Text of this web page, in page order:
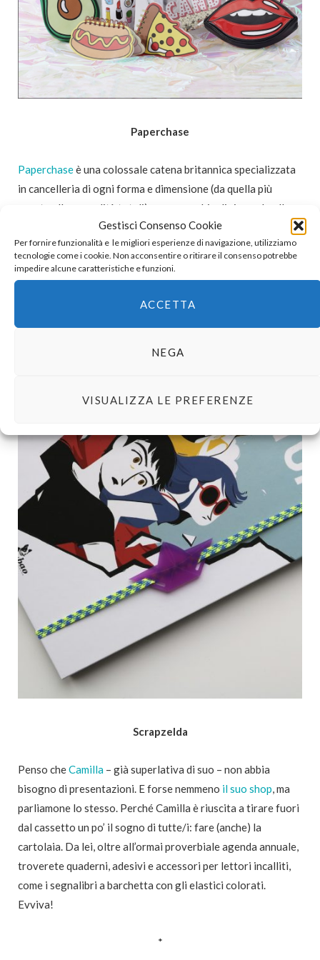
Gestisci Consenso Cookie
Per fornire funzionalità e le migliori esperienze di navigazione, utilizziamo
tecnologie come i cookie. Non acconsentire o ritirare il consenso potrebbe
impedire alcune caratteristiche e funzioni.
ACCETTA
NEGA
VISUALIZZA LE PREFERENZE
Paperchase
Paperchaseè una colossale catena britannica specializzata
in cancelleria di ogni forma e dimensione (da quella più
pacata alle assurdità totali), con un occhio di riguardo allo
scemenzame variegato e all’occorrente per il crafting.
L’assortimento è vastissimo e l’attenzione ai “fenomeni pop”
del momento è decisamente spiccata. Volete i cactus? Volete
ma non quelle zuccherose? Volete i fenicotteri? Bene, da
Scrapzelda
Penso cheCamilla – già superlativa di suo – non abbia
bisogno di presentazioni. E forse nemmeno il suo shop, ma
parliamone lo stesso. Perché Camilla è riuscita a tirare fuori
dal cassetto un po’ il sogno di tutte/i: fare (anche) la
cartolaia. Da lei, oltre all’ormai proverbiale agenda annuale,
troverete quaderni, adesivi e accessori per lettori incalliti,
come i segnalibri a barchetta con gli elastici colorati.
Evviva!
*